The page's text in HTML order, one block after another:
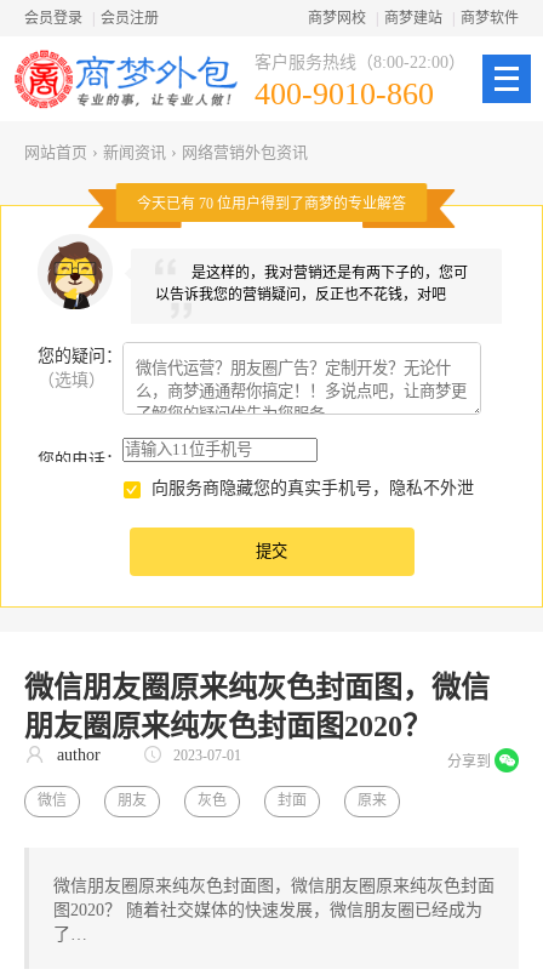
会员登录 会员注册 商梦网校 商梦建站 商梦软件
客户服务热线（8:00-22:00）
400-9010-860
网站首页 › 新闻资讯 › 网络营销外包资讯
今天已有 70 位用户得到了商梦的专业解答
是这样的，我对营销还是有两下子的，您可
以告诉我您的营销疑问，反正也不花钱，对吧
您的疑问
（选填）
：
您的电话：
向服务商隐藏您的真实手机号，隐私不外泄
微信朋友圈原来纯灰色封面图，微信
朋友圈原来纯灰色封面图2020？
分享到
author 2023-07-01
微信 朋友 灰色 封面 原来
微信朋友圈原来纯灰色封面图，微信朋友圈原来纯灰色封面
图2020？ 随着社交媒体的快速发展，微信朋友圈已经成为
了…